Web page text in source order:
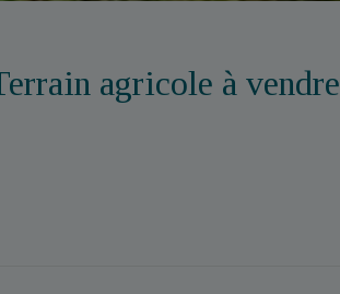
agricole à vendre